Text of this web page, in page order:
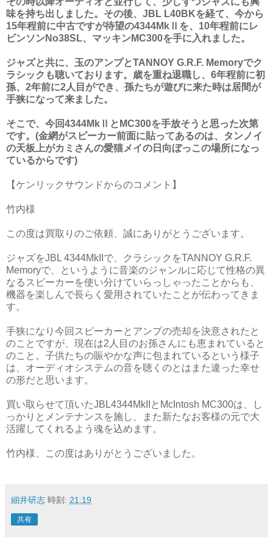
味を持ち出しました。その後、JBL L40BKを経て、今から
15年程前に中古ですが待望の4344MkⅡを、10年程前にレ
ビンソンNo38SL、マッキンMC300を手に入れました。
ジャズと共に、玉のアンプとTANNOY G.R.F. Memoryでク
ラシックも聴いております。歳を重ね退職し、6年程前に初
孫、2年前に2人目ができ、孫たちが遊びに来た時は居間が
手狭になって来ました。
そこで、今回4344MkⅡとMC300を手放そうと思った次第
です。(金網がスピーカー前面に貼ってあるのは、タンノイ
の天板上がカミさんの愛猫メイの日向ぼっこの場所になっ
ているからです)
【ケンリックサウンドからのコメント】
竹内様
この度は買取りのご依頼、誠にありがとうございます。
ジャズをJBL 4344MkIIで、クラシックをTANNOY G.R.F.
Memoryで、というように音楽のジャンルに応じて性格の異
なるスピーカーを使い分けていらっしゃったことからも、
機器を楽しんで長らく愛用されていたことが伝わってきま
す。
手狭になり今回スピーカーとアンプの売却を決意されたと
のことですが、現在は2人目のお孫さんにも恵まれていると
のこと。子供たちの賑やかな声に包まれているという様子
は、オーディオシステムの音を聴くのとはまた違った幸せ
の形だと思います。
買い取らせて頂いたJBL4344MkIIとMcIntosh MC300は、し
っかりとメンテナンスを施し、また新たなお客様の元で大
活躍してくれるよう魂を込めます。
竹内様、この度はありがとうございました。
細井研志 時刻: 21:19
共有